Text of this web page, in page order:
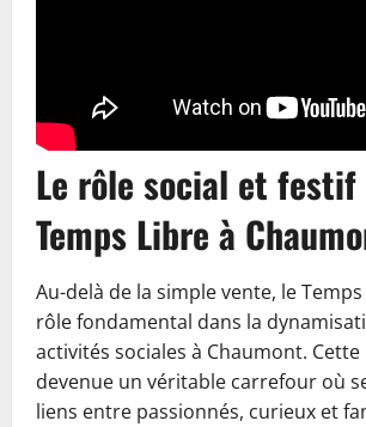
Le rôle social et festif
Temps Libre à
Au-delà de la simple vente, le
rôle fondamental dans la
activités sociales à Chaumont.
devenue un véritable carrefour où
liens entre passionnés, curieux et